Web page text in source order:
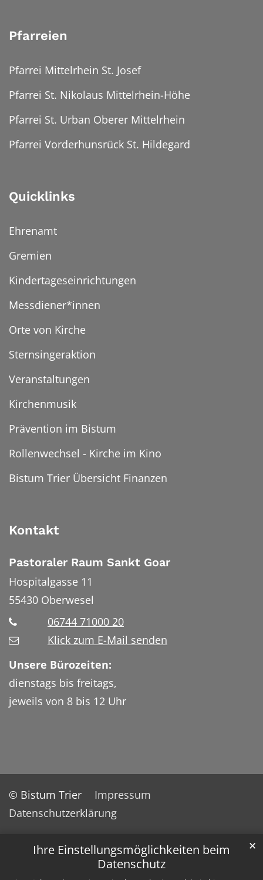
Ihre Einstellungsmöglichkeiten beim
Datenschutz
✕
Pfarreien
Pfarrei Mittelrhein St. Josef
Pfarrei St. Nikolaus Mittelrhein-Höhe
Pfarrei St. Urban Oberer Mittelrhein
Pfarrei Vorderhunsrück St. Hildegard
Quicklinks
Ehrenamt
Gremien
Kindertageseinrichtungen
Messdiener*innen
Orte von Kirche
Sternsingeraktion
Veranstaltungen
Kirchenmusik
Prävention im Bistum
Rollenwechsel - Kirche im Kino
Bistum Trier Übersicht Finanzen
Kontakt
Pastoraler Raum Sankt Goar
Hospitalgasse 11
55430 Oberwesel
06744 71000 20
Klick zum E-Mail senden
Unsere Bürozeiten:
dienstags bis freitags,
jeweils von 8 bis 12 Uhr
© Bistum Trier
Impressum
Datenschutzerklärung